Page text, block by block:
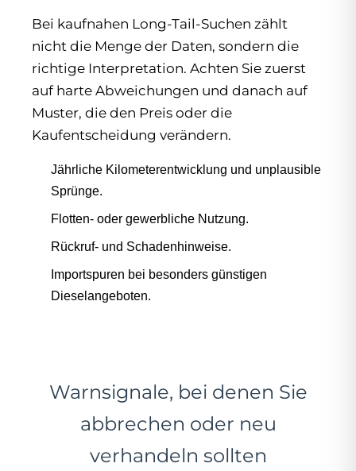
Bei kaufnahen Long-Tail-Suchen zählt
nicht die Menge der Daten, sondern die
richtige Interpretation. Achten Sie zuerst
auf harte Abweichungen und danach auf
Muster, die den Preis oder die
Kaufentscheidung verändern.
Jährliche Kilometerentwicklung und unplausible
Sprünge.
Flotten- oder gewerbliche Nutzung.
Rückruf- und Schadenhinweise.
Importspuren bei besonders günstigen
Dieselangeboten.
Warnsignale, bei denen Sie
abbrechen oder neu
verhandeln sollten